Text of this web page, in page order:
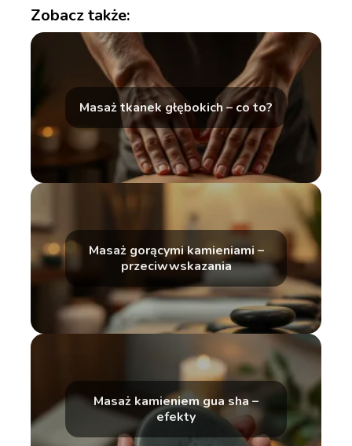
Zobacz także:
Masaż tkanek głębokich – co to?
Masaż gorącymi kamieniami –
przeciwwskazania
Masaż kamieniem gua sha –
efekty